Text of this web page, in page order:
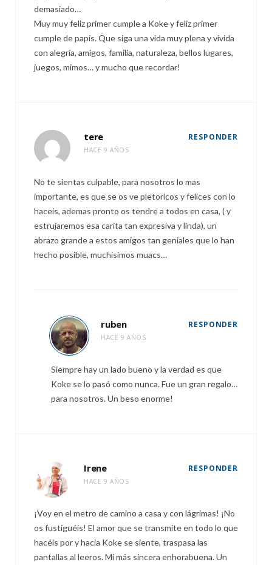
demasiado…
Muy muy feliz primer cumple a Koke y feliz primer
cumple de papis. Que siga una vida muy plena y vivida
con alegría, amigos, familia, naturaleza, bellos lugares,
juegos, mimos… y mucho que recordar!
tere
HACE 9 AÑOS
RESPONDER
No te sientas culpable, para nosotros lo mas
importante, es que se os ve pletoricos y felices con lo
haceis, ademas pronto os tendre a todos en casa, ( y
estrujaremos esa carita tan expresiva y linda), un
abrazo grande a estos amigos tan geniales que lo han
hecho posible, muchisimos muacs…
ruben
HACE 9 AÑOS
RESPONDER
Siempre hay un lado bueno y la verdad es que
Koke se lo pasó como nunca. Fue un gran regalo…
para nosotros. Un beso enorme!
Irene
HACE 9 AÑOS
RESPONDER
¡Voy en el metro de camino a casa y con lágrimas! ¡No
os fustiguéis! El amor que se transmite en todo lo que
hacéis por y hacia Koke se siente, traspasa las
pantallas al leeros. Mi más sincera enhorabuena. Un